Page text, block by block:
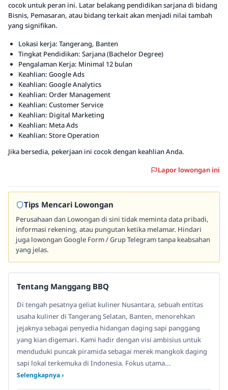
cocok untuk peran ini. Latar belakang pendidikan sarjana di bidang
Bisnis, Pemasaran, atau bidang terkait akan menjadi nilai tambah
yang signifikan.
Lokasi kerja: Tangerang, Banten
Tingkat Pendidikan: Sarjana (Bachelor Degree)
Pengalaman Kerja: Minimal 12 bulan
Keahlian: Google Ads
Keahlian: Google Analytics
Keahlian: Order Management
Keahlian: Customer Service
Keahlian: Digital Marketing
Keahlian: Meta Ads
Keahlian: Store Operation
Jika bersedia, pekerjaan ini cocok dengan keahlian Anda.
Lapor lowongan ini
Tips Mencari Lowongan
Perusahaan dan Lowongan di sini tidak meminta data pribadi,
informasi rekening, atau pungutan ketika melamar. Hindari
juga lowongan Google Form / Grup Telegram tanpa keabsahan
yang jelas.
Tentang Manggang BBQ
Di tengah pesatnya geliat kuliner Nusantara, sebuah entitas
usaha kuliner di Tangerang Selatan, Banten, menorehkan
jejaknya sebagai penyedia hidangan daging sapi panggang
yang kian digemari. Kami hadir dengan visi ambisius untuk
menduduki puncak piramida sebagai merek mangkok daging
sapi lokal terkemuka di Indonesia. Fokus utama...
Selengkapnya ›